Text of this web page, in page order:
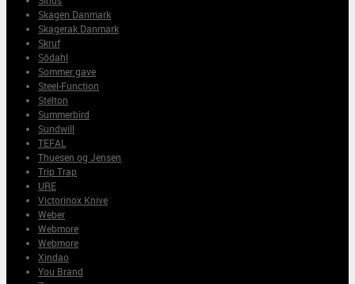
Skagen Danmark
Skagerak Danmark
Skruf
Sôdahl
Sommer gave
Steel-Function
Stelton
Summerbird
Sundwill
TEFAL
Thuesen og Jensen
Trip Trap
URE
Victorinox Knive
Weber
Webmore
Webmore
Xindao
You Brand